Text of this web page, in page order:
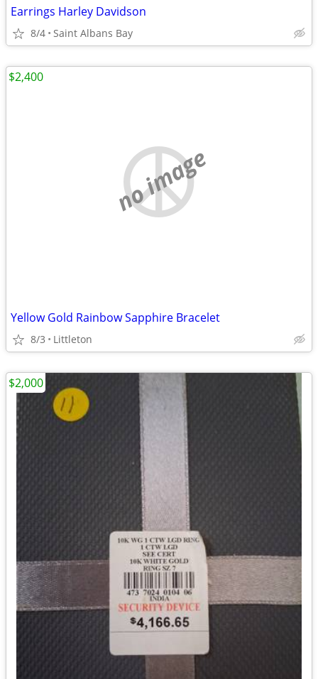
Earrings Harley Davidson
8/4 Saint Albans Bay
no image
Yellow Gold Rainbow Sapphire Bracelet
8/3 Littleton
$2,400
$2,000